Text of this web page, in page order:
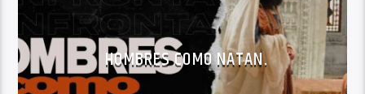
HOMBRES COMO NATAN.